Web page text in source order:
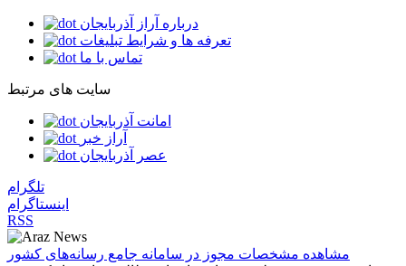
درباره آراز آذربایجان
تعرفه ها و شرایط تبلیغات
تماس با ما
سایت های مرتبط
امانت آذربایجان
آراز خبر
عصر آذربایجان
تلگرام
اینستاگرام
RSS
مشاهده مشخصات مجوز در سامانه جامع رسانه‌های کشور